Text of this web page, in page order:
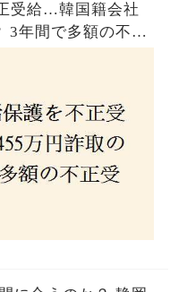
受給…韓国籍会社
3年間で多額の不正